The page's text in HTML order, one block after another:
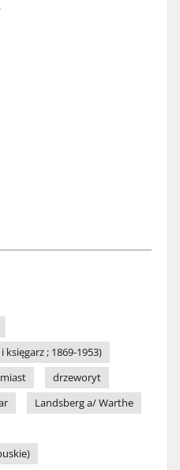
; 1869-1953)
drzeworyt
Landsberg a/ Warthe